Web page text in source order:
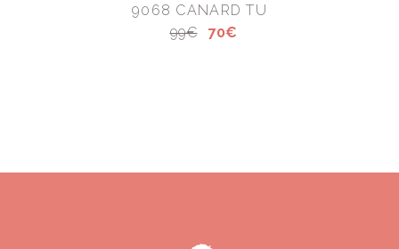
9068 CANARD TU
99€
70€